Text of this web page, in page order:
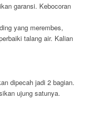
garansi. Kebocoran
yang merembes,
talang air. Kalian
dipecah jadi 2 bagian.
ujung satunya.